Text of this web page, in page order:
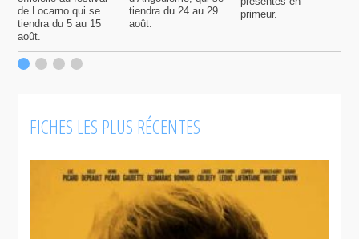
de Locarno qui se
tiendra du 5 au 15
août.
tiendra du 24 au 29
août.
primeur.
FICHES LES PLUS RÉCENTES